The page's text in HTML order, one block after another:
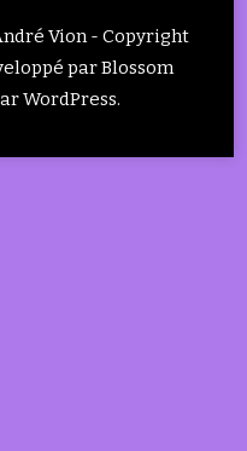
Vion - Copyright
parBlossom
WordPress.